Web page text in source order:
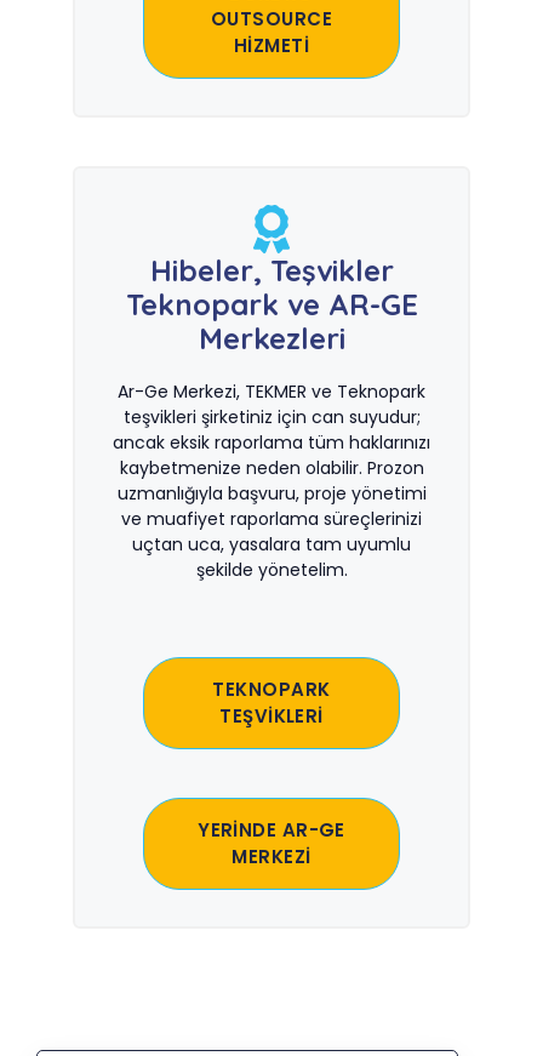
OUTSOURCE
HİZMETİ
Hibeler, Teşvikler
Teknopark ve AR-GE
Merkezleri
Ar-Ge Merkezi, TEKMER ve Teknopark
teşvikleri şirketiniz için can suyudur;
ancak eksik raporlama tüm haklarınızı
kaybetmenize neden olabilir. Prozon
uzmanlığıyla başvuru, proje yönetimi
ve muafiyet raporlama süreçlerinizi
uçtan uca, yasalara tam uyumlu
şekilde yönetelim.
TEKNOPARK
TEŞVİKLERİ
YERİNDE AR-GE
MERKEZİ